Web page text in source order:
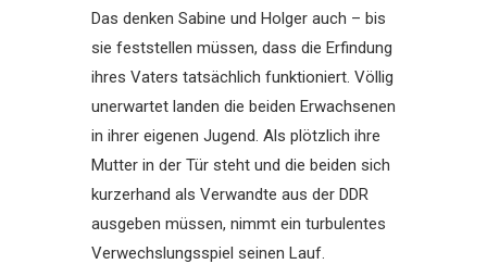
Das denken Sabine und Holger auch – bis
sie feststellen müssen, dass die Erfindung
ihres Vaters tatsächlich funktioniert. Völlig
unerwartet landen die beiden Erwachsenen
in ihrer eigenen Jugend. Als plötzlich ihre
Mutter in der Tür steht und die beiden sich
kurzerhand als Verwandte aus der DDR
ausgeben müssen, nimmt ein turbulentes
Verwechslungsspiel seinen Lauf.